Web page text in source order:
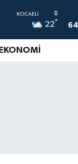
22°
EKONOMİ